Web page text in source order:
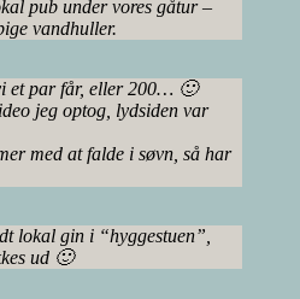
pub under vores gåtur –
vandhuller.
et par får, eller 200… 🙂
jeg optog, lydsiden var
med at falde i søvn, så har
lokal gin i “hyggestuen”,
ud 🙂